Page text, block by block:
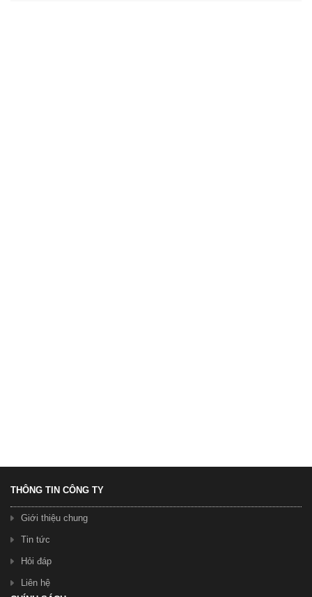
THÔNG TIN CÔNG TY
Giới thiệu chung
Tin tức
Hỏi đáp
Liên hệ